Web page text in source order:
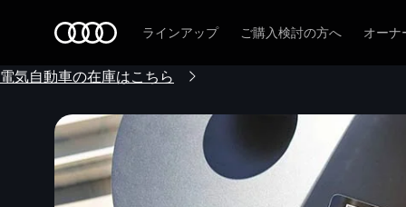
ラインアップ ご購入検討の方へ オーナ
電気自動車の在庫はこちら